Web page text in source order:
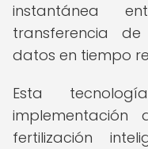
instantánea
transferencia
datos en tiempo
Esta
fertilización